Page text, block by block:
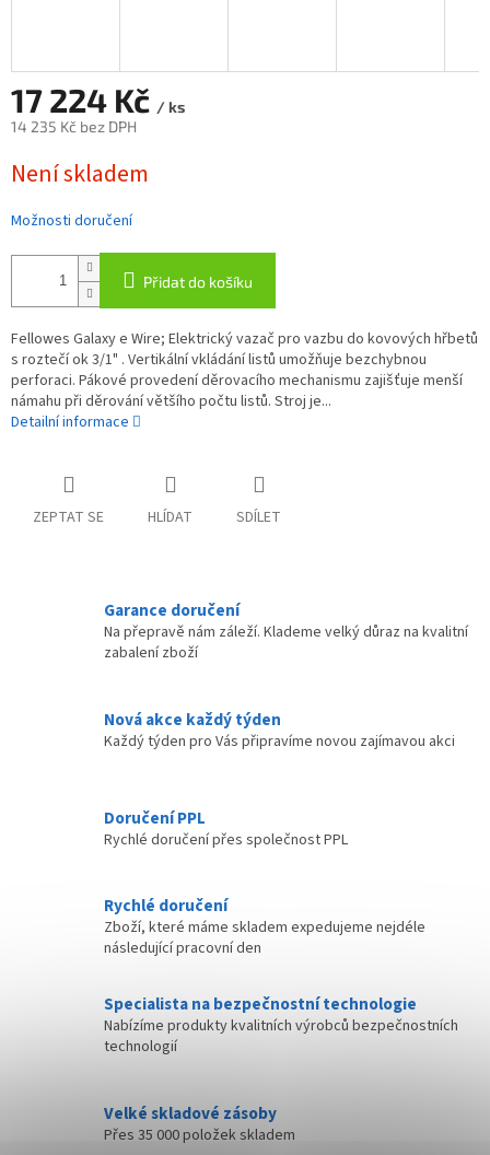
17 224 Kč / ks
14 235 Kč bez DPH
cena:
Není skladem
Možnosti doručení
Přidat do košíku
Fellowes Galaxy e Wire; Elektrický vazač pro vazbu do kovových hřbetů
s roztečí ok 3/1" . Vertikální vkládání listů umožňuje bezchybnou
perforaci. Pákové provedení děrovacího mechanismu zajišťuje menší
námahu při děrování většího počtu listů. Stroj je...
Detailní informace
ZEPTAT SE HLÍDAT SDÍLET
Garance doručení
Na přepravě nám záleží. Klademe velký důraz na kvalitní
zabalení zboží
Nová akce každý týden
Každý týden pro Vás připravíme novou zajímavou akci
Doručení PPL
Rychlé doručení přes společnost PPL
Rychlé doručení
Zboží, které máme skladem expedujeme nejdéle
následující pracovní den
Specialista na bezpečnostní technologie
Nabízíme produkty kvalitních výrobců bezpečnostních
technologií
Velké skladové zásoby
Přes 35 000 položek skladem